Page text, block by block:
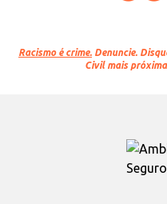
Racismo é crime. Denuncie.
Civil mais